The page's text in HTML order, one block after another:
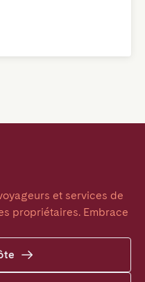
et services de
propriétaires. Embrace